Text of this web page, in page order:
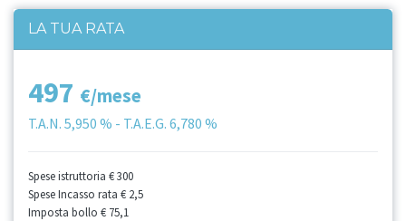
LA TUA RATA
497 €/mese
T.A.N. 5,950 % - T.A.E.G. 6,780 %
Spese istruttoria € 300
Spese Incasso rata € 2,5
Imposta bollo € 75,1